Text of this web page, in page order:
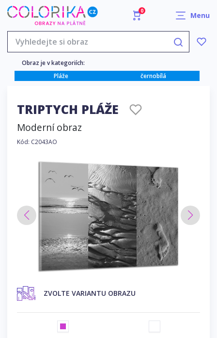
0 Menu
Obraz je v kategoriích:
Pláže
černobílá
TRIPTYCH PLÁŽE
Moderní obraz
Kód: C2043AO
ZVOLTE VARIANTU OBRAZU